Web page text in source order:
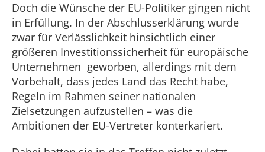
Doch die Wünsche der EU-Politiker gingen nicht
in Erfüllung. In der Abschlusserklärung wurde
zwar für Verlässlichkeit hinsichtlich einer
größeren Investitionssicherheit für europäische
Unternehmen geworben, allerdings mit dem
Vorbehalt, dass jedes Land das Recht habe,
Regeln im Rahmen seiner nationalen
Zielsetzungen aufzustellen – was die
Ambitionen der EU-Vertreter konterkariert.